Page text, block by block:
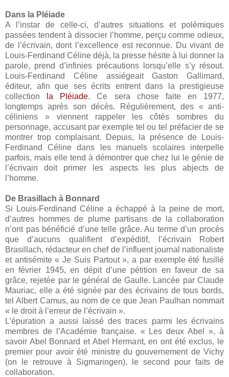
Dans la Pléiade
A l’instar de celle-ci, d’autres situations et polémiques
passées tendent à dissocier l’homme, perçu comme odieux,
de l’écrivain, dont l’excellence est reconnue. Du vivant de
Louis-Ferdinand Céline déjà, la presse hésite à lui donner la
parole, prend d’infinies précautions lorsqu’elle s’y résout.
Louis-Ferdinand Céline assiégeait Gaston Gallimard,
éditeur, afin que ses écrits entrent dans la prestigieuse
collection
la Pléiade. Ce sera chose faite en 1977,
longtemps après son décès. Régulièrement, des « anti-
céliniens » viennent rappeler les côtés sombres du
personnage, accusant par exemple tel ou tel préfacier de se
montrer trop complaisant. Depuis, la présence de Louis-
Ferdinand Céline dans les manuels scolaires interpelle
parfois, mais elle tend à démontrer que chez lui le génie de
l’écrivain doit primer les aspects les plus abjects de
l’homme.
De Brasillach à Bonnard
Si Louis-Ferdinand Céline a échappé à la peine de mort,
d’autres hommes de plume partisans de la collaboration
n’ont pas bénéficié d’une telle grâce. Au terme d’un procès
que d’aucuns qualifient d’expéditif, l’écrivain Robert
Brasillach, rédacteur en chef de l’influent journal nationaliste
et antisémite « Je Suis Partout », a par exemple été fusillé
en février 1945, en dépit d’une pétition en faveur de sa
grâce, rejetée par le général de Gaulle. Lancée par Claude
Mauriac, elle a été signée par des écrivains de tous bords,
tel Albert Camus, au nom de ce que Jean Paulhan nommait
« le droit à l’erreur de l’écrivain ».
L’épuration a aussi laissé des traces parmi les écrivains
membres de l’Académie française. « Les deux Abel », à
savoir Abel Bonnard et Abel Hermant, en ont été exclus, le
premier pour avoir été ministre du gouvernement de Vichy
(on le retrouve à Sigmaringen), le second pour faits de
collaboration.